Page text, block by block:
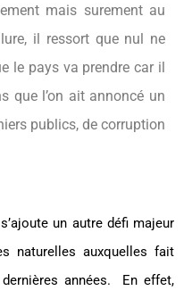
mais surement au
il ressort que nul ne
le pays va prendre car il
que l’on ait annoncé un
publics, de corruption
un autre défi majeur
naturelles auxquelles fait
années. En effet,